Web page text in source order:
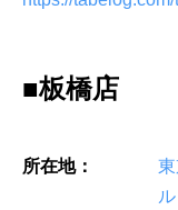
■板橋店
所在地：